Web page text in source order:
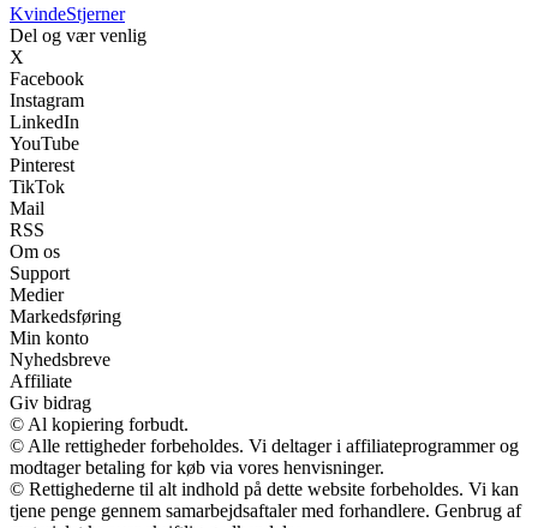
KvindeStjerner
Del og vær venlig
X
Facebook
Instagram
LinkedIn
YouTube
Pinterest
TikTok
Mail
RSS
Om os
Support
Medier
Markedsføring
Min konto
Nyhedsbreve
Affiliate
Giv bidrag
© Al kopiering forbudt.
© Alle rettigheder forbeholdes. Vi deltager i affiliateprogrammer og
modtager betaling for køb via vores henvisninger.
© Rettighederne til alt indhold på dette website forbeholdes. Vi kan
tjene penge gennem samarbejdsaftaler med forhandlere. Genbrug af